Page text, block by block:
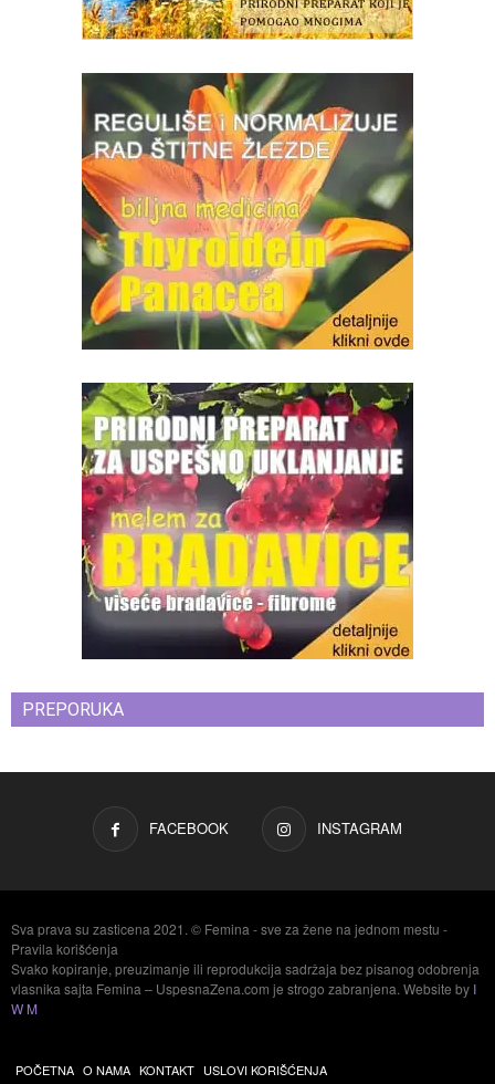
PREPORUKA
FACEBOOK INSTAGRAM
Sva prava su zasticena 2021. © Femina - sve za žene na jednom mestu -
Pravila korišćenja
Svako kopiranje, preuzimanje ili reprodukcija sadržaja bez pisanog odobrenja
vlasnika sajta Femina – UspesnaZena.com je strogo zabranjena. Website by I
W M
POČETNA O NAMA KONTAKT USLOVI KORIŠĆENJA